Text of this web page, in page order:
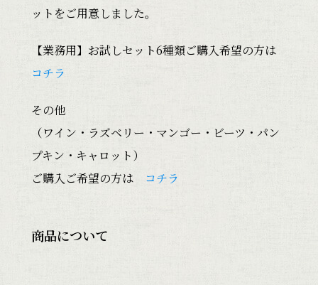
ットをご用意しました。
【業務用】お試しセット6種類ご購入希望の方は
コチラ
その他
（ワイン・ラズベリー・マンゴー・ビーツ・パン
プキン・キャロット）
ご購入ご希望の方は コチラ
商品について